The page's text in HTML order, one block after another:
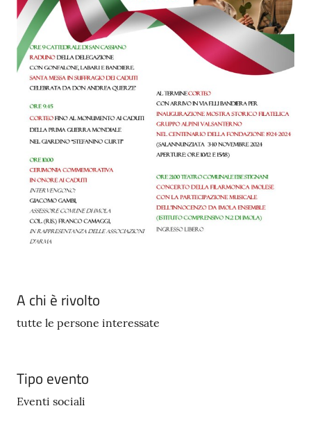
A chi è rivolto
tutte le persone interessate
Tipo evento
Eventi sociali